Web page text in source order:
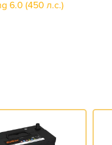
6.0 (450 л.с.)